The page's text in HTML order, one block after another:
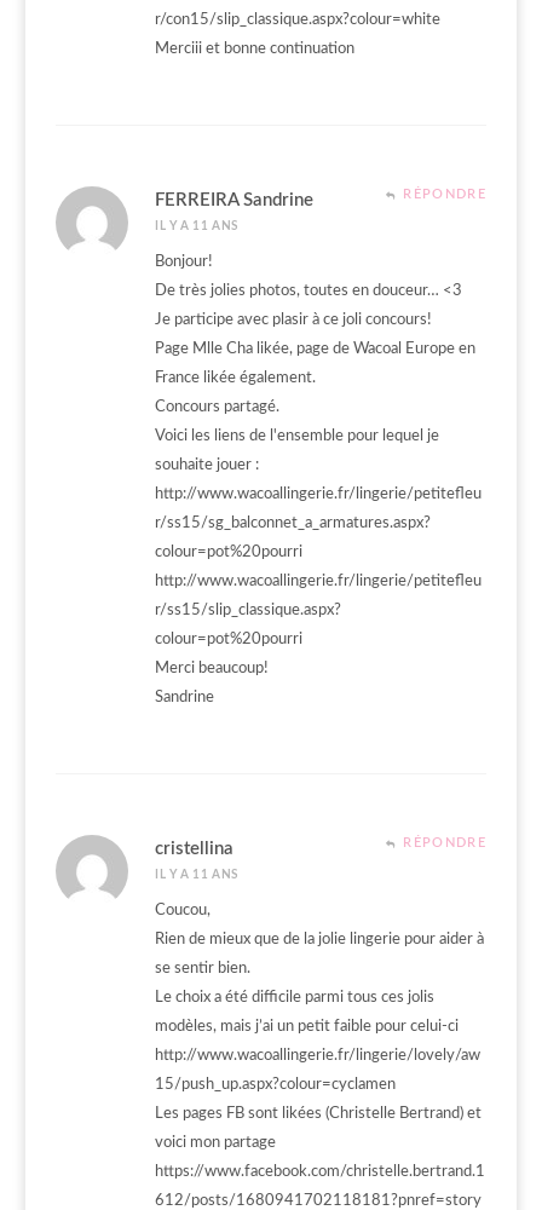
r/con15/slip_classique.aspx?colour=white
Merciii et bonne continuation
FERREIRA Sandrine
IL Y A 11 ANS
RÉPONDRE
Bonjour!
De très jolies photos, toutes en douceur… <3
Je participe avec plasir à ce joli concours!
Page Mlle Cha likée, page de Wacoal Europe en
France likée également.
Concours partagé.
Voici les liens de l'ensemble pour lequel je
souhaite jouer :
http://www.wacoallingerie.fr/lingerie/petitefleu
r/ss15/sg_balconnet_a_armatures.aspx?
colour=pot%20pourri
http://www.wacoallingerie.fr/lingerie/petitefleu
r/ss15/slip_classique.aspx?
colour=pot%20pourri
Merci beaucoup!
Sandrine
cristellina
IL Y A 11 ANS
RÉPONDRE
Coucou,
Rien de mieux que de la jolie lingerie pour aider à
se sentir bien.
Le choix a été difficile parmi tous ces jolis
modèles, mais j’ai un petit faible pour celui-ci
http://www.wacoallingerie.fr/lingerie/lovely/aw
15/push_up.aspx?colour=cyclamen
Les pages FB sont likées (Christelle Bertrand) et
voici mon partage
https://www.facebook.com/christelle.bertrand.1
612/posts/1680941702118181?pnref=story